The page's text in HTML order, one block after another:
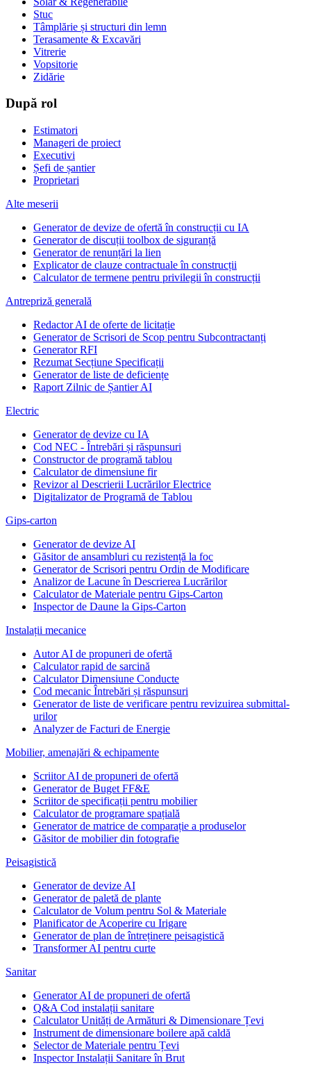
Stuc
Tâmplărie și structuri din lemn
Terasamente & Excavări
Vitrerie
Vopsitorie
Zidărie
După rol
Estimatori
Manageri de proiect
Executivi
Șefi de șantier
Proprietari
Alte meserii
Generator de devize de ofertă în construcții cu IA
Generator de discuții toolbox de siguranță
Generator de renunțări la lien
Explicator de clauze contractuale în construcții
Calculator de termene pentru privilegii în construcții
Antrepriză generală
Redactor AI de oferte de licitație
Generator de Scrisori de Scop pentru Subcontractanți
Generator RFI
Rezumat Secțiune Specificații
Generator de liste de deficiențe
Raport Zilnic de Șantier AI
Electric
Generator de devize cu IA
Cod NEC - Întrebări și răspunsuri
Constructor de programă tablou
Calculator de dimensiune fir
Revizor al Descrierii Lucrărilor Electrice
Digitalizator de Programă de Tablou
Gips-carton
Generator de devize AI
Găsitor de ansambluri cu rezistență la foc
Generator de Scrisori pentru Ordin de Modificare
Analizor de Lacune în Descrierea Lucrărilor
Calculator de Materiale pentru Gips-Carton
Inspector de Daune la Gips-Carton
Instalații mecanice
Autor AI de propuneri de ofertă
Calculator rapid de sarcină
Calculator Dimensiune Conducte
Cod mecanic Întrebări și răspunsuri
Generator de liste de verificare pentru revizuirea submittal-
urilor
Analyzer de Facturi de Energie
Mobilier, amenajări & echipamente
Scriitor AI de propuneri de ofertă
Generator de Buget FF&E
Scriitor de specificații pentru mobilier
Calculator de programare spațială
Generator de matrice de comparație a produselor
Găsitor de mobilier din fotografie
Peisagistică
Generator de devize AI
Generator de paletă de plante
Calculator de Volum pentru Sol & Materiale
Planificator de Acoperire cu Irigare
Generator de plan de întreținere peisagistică
Transformer AI pentru curte
Sanitar
Generator AI de propuneri de ofertă
Q&A Cod instalații sanitare
Calculator Unități de Armături & Dimensionare Țevi
Instrument de dimensionare boilere apă caldă
Selector de Materiale pentru Țevi
Inspector Instalații Sanitare în Brut